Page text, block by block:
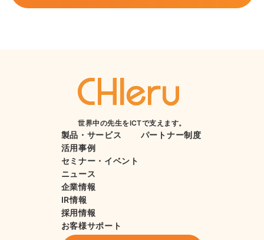
世界中の先生をICTで支えます。
製品・サービス
活用事例
セミナー・イベント
ニュース
企業情報
IR情報
採用情報
お客様サポート
パートナー制度